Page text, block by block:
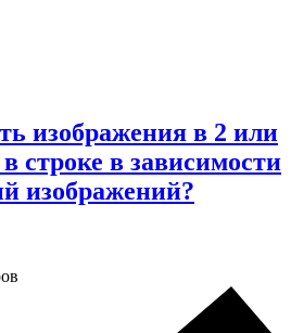
изображения в 2 или
строке в зависимости
изображений?